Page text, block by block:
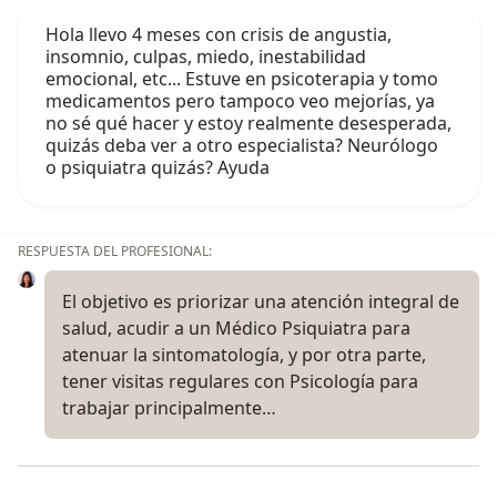
Hola llevo 4 meses con crisis de angustia,
insomnio, culpas, miedo, inestabilidad
emocional, etc... Estuve en psicoterapia y tomo
medicamentos pero tampoco veo mejorías, ya
no sé qué hacer y estoy realmente desesperada,
quizás deba ver a otro especialista? Neurólogo
o psiquiatra quizás? Ayuda
RESPUESTA DEL PROFESIONAL:
El objetivo es priorizar una atención integral de
salud, acudir a un Médico Psiquiatra para
atenuar la sintomatología, y por otra parte,
tener visitas regulares con Psicología para
trabajar principalmente…